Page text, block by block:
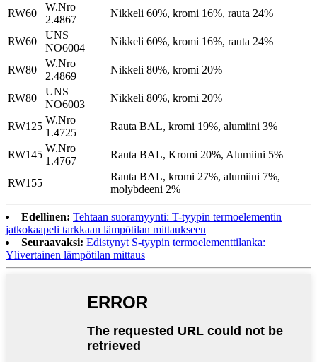
RW60
W.Nro
2.4867
Nikkeli 60%, kromi 16%, rauta 24%
RW60
UNS
NO6004
Nikkeli 60%, kromi 16%, rauta 24%
RW80
W.Nro
2.4869
Nikkeli 80%, kromi 20%
RW80
UNS
NO6003
Nikkeli 80%, kromi 20%
RW125
W.Nro
1.4725
Rauta BAL, kromi 19%, alumiini 3%
RW145
W.Nro
1.4767
Rauta BAL, Kromi 20%, Alumiini 5%
RW155
Rauta BAL, kromi 27%, alumiini 7%,
molybdeeni 2%
Edellinen: Tehtaan suoramyynti: T-tyypin termoelementin
jatkokaapeli tarkkaan lämpötilan mittaukseen
Seuraavaksi: Edistynyt S-tyypin termoelementtilanka:
Ylivertainen lämpötilan mittaus